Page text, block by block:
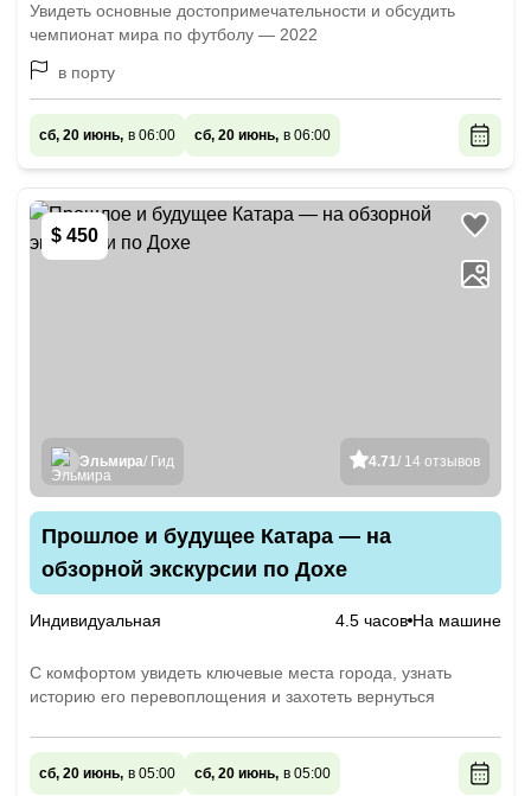
Увидеть основные достопримечательности и обсудить
чемпионат мира по футболу — 2022
в порту
сб, 20 июнь, в 06:00 сб, 20 июнь, в 06:00
$ 450
4.71/ 14 отзывов
Эльмира/ Гид
Прошлое и будущее Катара — на
обзорной экскурсии по Дохе
Индивидуальная 4.5 часов На машине
С комфортом увидеть ключевые места города, узнать
историю его перевоплощения и захотеть вернуться
сб, 20 июнь, в 05:00 сб, 20 июнь, в 05:00